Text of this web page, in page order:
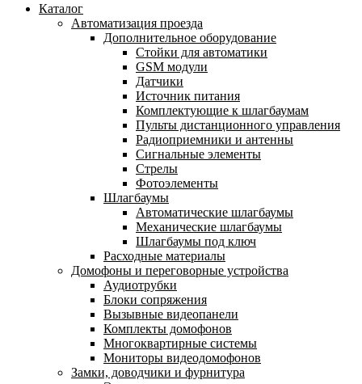
Каталог
Автоматизация проезда
Дополнительное оборудование
Cтойки для автоматики
GSM модули
Датчики
Источник питания
Комплектующие к шлагбаумам
Пульты дистанционного управления
Радиоприемники и антенны
Сигнальные элементы
Стрелы
Фотоэлементы
Шлагбаумы
Автоматические шлагбаумы
Механические шлагбаумы
Шлагбаумы под ключ
Расходные материалы
Домофоны и переговорные устройства
Аудиотрубки
Блоки сопряжения
Вызывные видеопанели
Комплекты домофонов
Многоквартирные системы
Мониторы видеодомофонов
Замки, доводчики и фурнитура